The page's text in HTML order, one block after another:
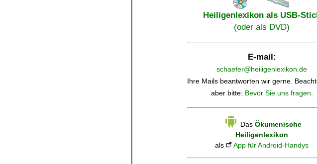
Heiligenlexikon als USB-
(oder als DVD)
E-mail:
schaefer@heiligenlexikon.de
Ihre Mails beantworten wir gerne.
aber bitte: Bevor Sie uns fragen.
Das Ökumenische
Heiligenlexikon
als
App für Android-Handys